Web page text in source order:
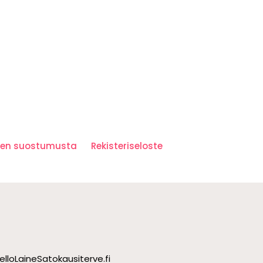
suostumusta Rekisteriseloste
LaineSatokausiterve.fi